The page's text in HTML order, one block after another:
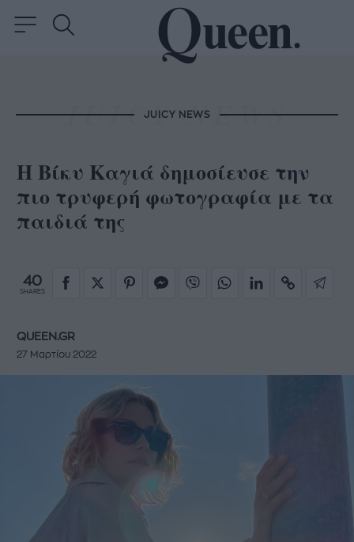
JUICY NEWS
Η Βίκυ Καγιά δημοσίευσε την
πιο τρυφερή φωτογραφία με τα
παιδιά της
40
SHARES
QUEEN.GR
27 Μαρτίου 2022